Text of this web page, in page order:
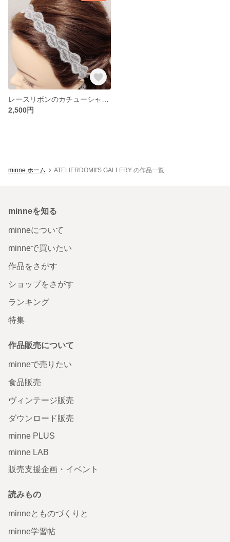
2,500円
minne ホーム ATELIERDOMII'S GALLERY の作品一覧
minneを知る
minneについて
minneで買いたい
作品をさがす
ショップをさがす
ランキング
特集
作品販売について
minneで売りたい
食品販売
ヴィンテージ販売
ダウンロード販売
minne PLUS
minne LAB
販売支援企画・イベント
読みもの
minneとものづくりと
minne学習帖